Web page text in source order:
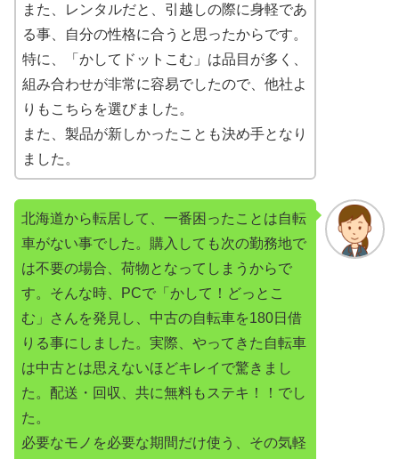
また、レンタルだと、引越しの際に身軽であ
る事、自分の性格に合うと思ったからです。
特に、「かしてドットこむ」は品目が多く、
組み合わせが非常に容易でしたので、他社よ
りもこちらを選びました。
また、製品が新しかったことも決め手となり
ました。
北海道から転居して、一番困ったことは自転
車がない事でした。購入しても次の勤務地で
は不要の場合、荷物となってしまうからで
す。そんな時、PCで「かして！どっとこ
む」さんを発見し、中古の自転車を180日借
りる事にしました。実際、やってきた自転車
は中古とは思えないほどキレイで驚きまし
た。配送・回収、共に無料もステキ！！でし
た。
必要なモノを必要な期間だけ使う、その気軽